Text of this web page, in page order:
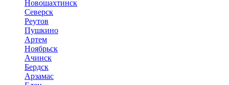
Новошахтинск
Северск
Реутов
Пушкино
Артем
Ноябрьск
Ачинск
Бердск
Арзамас